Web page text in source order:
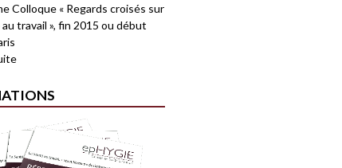
Colloque « Regards croisés sur
travail », fin 2015 ou début